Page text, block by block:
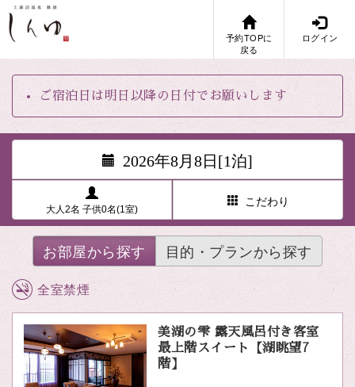
予約TOPに
戻る
ログイン
ご宿泊日は明日以降の日付でお願いします
2026年8月8日[1泊]
大人2名 子供0名(1室)
こだわり
お部屋から探す 目的・プランから探す
全室禁煙
美湖の雫 露天風呂付き客室
最上階スイート【湖眺望7
階】